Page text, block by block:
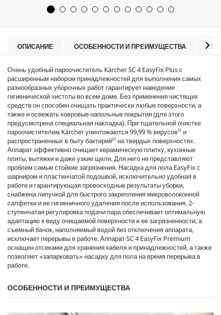
e
8
б
з
о
р
а
ОПИСАНИЕ ОСОБЕННОСТИ И ПРЕИМУЩЕСТВА
Очень удобный пароочиститель Kärcher SC 4EasyFix Plus с
расширенным набором принадлежностей для выполнения самых
разнообразных уборочных работ гарантирует наведение
гигиенической чистоты во всем доме. Без применения чистящих
средств он способен очищать практически любые поверхности, а
также и освежать ковровые напольные покрытия (для этого
предусмотрена специальная накладка). При тщательной очистке
пароочистителем Kärcher уничтожаются 99,99 % вирусов¹⁾ и
распространенных в быту бактерий²⁾ на твердых поверхностях.
Аппарат эффективно очищает керамическую плитку, кухонные
плиты, вытяжки и даже узкие щели. Для него не представляют
проблем самые стойкие загрязнения. Насадка для полаEasyFixс
шарниром и пластинчатой подошвой, исключительно удобная в
работе и гарантирующая превосходные результаты уборки,
снабжена липучкой для быстрого закрепления микроволоконной
салфетки и ее гигиеничного удаления после использования. 2-
ступенчатая регулировка подачи пара обеспечивает оптимальную
адаптацию к виду очищаемой поверхности и ее загрязненности, а
съемный бачок, наполняемый водой без отключения аппарата,
исключает перерывы в работе. Аппарат SC 4EasyFix Premium
оснащен отсеками для хранения кабеля и принадлежностей, а также
позволяет «запарковать» насадку для пола на время перерыва в
работе.
ОСОБЕННОСТИ И ПРЕИМУЩЕСТВА